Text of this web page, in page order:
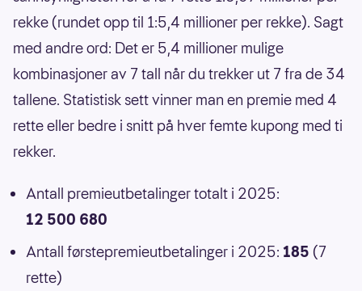
rekke (rundet opp til 1:5,4 millioner per rekke). Sagt
med andre ord: Det er 5,4 millioner mulige
kombinasjoner av 7 tall når du trekker ut 7 fra de 34
tallene. Statistisk sett vinner man en premie med 4
rette eller bedre i snitt på hver femte kupong med ti
rekker.
Antall premieutbetalinger totalt i 2025:
12 500 680
Antall førstepremieutbetalinger i 2025: 185 (7
rette)